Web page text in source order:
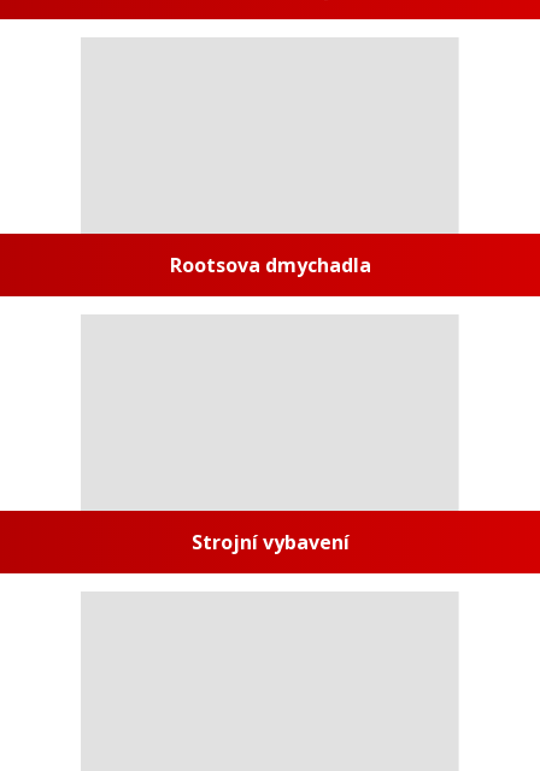
Rootsova dmychadla
Strojní vybavení